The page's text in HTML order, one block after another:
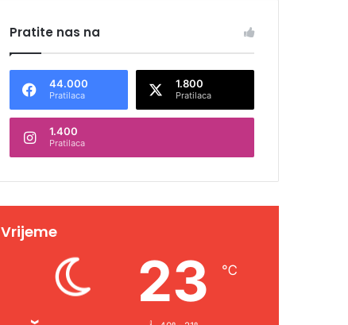
Pratite nas na
44.000
Pratilaca
1.800
Pratilaca
1.400
Pratilaca
Vrijeme
23 ℃